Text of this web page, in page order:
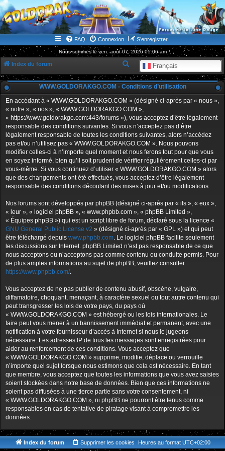
WWW.GOLDORAKGO.COM
le site de la Lune Rouge
FAQ Connexion S’enregistrer
Nous sommes le ven. août 07, 2026 05:06 am
Index du forum Français
e
c
h
e
r
c
e
r
WWW.GOLDORAKGO.COM - Conditions d’utilisation
En accédant à « WWW.GOLDORAKGO.COM » (désigné ci-après par « nous »,
« notre », « nos », « WWW.GOLDORAKGO.COM »,
« https://www.goldorakgo.com:443/forums »), vous acceptez d’être légalement
responsable des conditions suivantes. Si vous n’acceptez pas d’être
légalement responsable de toutes les conditions suivantes, alors n’accédez
pas et/ou n’utilisez pas « WWW.GOLDORAKGO.COM ». Nous pouvons
modifier celles-ci à n’importe quel moment et nous ferons tout pour que vous
en soyez informé, bien qu’il soit prudent de vérifier régulièrement celles-ci par
vous-même. Si vous continuez d’utiliser « WWW.GOLDORAKGO.COM » alors
que des changements ont été effectués, vous acceptez d’être légalement
responsable des conditions découlant des mises à jour et/ou modifications.
Nos forums sont développés par phpBB (désigné ci-après par « ils », « eux »,
« leur », « logiciel phpBB », « www.phpbb.com », « phpBB Limited »,
« Équipes phpBB ») qui est un script libre de forum, déclaré sous la licence «
GNU General Public License v2 » (désigné ci-après par « GPL ») et qui peut
être téléchargé depuis www.phpbb.com. Le logiciel phpBB facilite seulement
les discussions sur Internet. phpBB Limited n’est pas responsable de ce que
nous acceptons ou n’acceptons pas comme contenu ou conduite permis. Pour
de plus amples informations au sujet de phpBB, veuillez consulter :
https://www.phpbb.com/.
Vous acceptez de ne pas publier de contenu abusif, obscène, vulgaire,
diffamatoire, choquant, menaçant, à caractère sexuel ou tout autre contenu qui
peut transgresser les lois de votre pays, du pays où
« WWW.GOLDORAKGO.COM » est hébergé ou les lois internationales. Le
faire peut vous mener à un bannissement immédiat et permanent, avec une
notification à votre fournisseur d’accès à Internet si nous le jugeons
nécessaire. Les adresses IP de tous les messages sont enregistrées pour
aider au renforcement de ces conditions. Vous acceptez que
« WWW.GOLDORAKGO.COM » supprime, modifie, déplace ou verrouille
n’importe quel sujet lorsque nous estimons que cela est nécessaire. En tant
que membre, vous acceptez que toutes les informations que vous avez saisies
soient stockées dans notre base de données. Bien que ces informations ne
soient pas diffusées à une tierce partie sans votre consentement, ni
« WWW.GOLDORAKGO.COM », ni phpBB ne pourront être tenus comme
responsables en cas de tentative de piratage visant à compromettre les
données.
Index du forum Heures au format UTC+02:00
Supprimer les cookies